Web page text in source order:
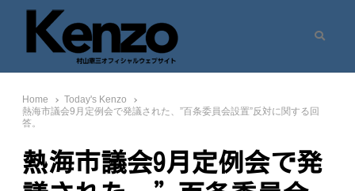
七転八起 – 村山憲三 Official Site
村山憲三ウェブサイト
Home
Today's Kenzo
熱海市議会9月定例会で発議された、”百条委員会設置”反対に関する回
答。
熱海市議会9月定例会で発